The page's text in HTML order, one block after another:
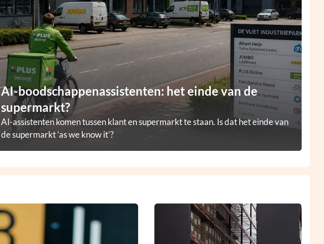
AI-boodschappenassistenten: het einde van de
supermarkt?
AI-assistenten komen tussen klant en supermarkt te staan. Is dat het einde van
de supermarkt ‘as we know it’?